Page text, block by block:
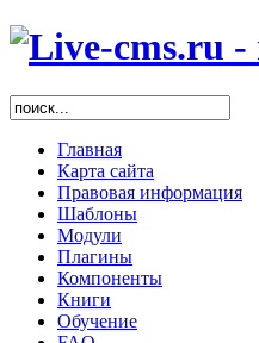
Главная
Карта сайта
Правовая информация
Шаблоны
Модули
Плагины
Компоненты
Книги
Обучение